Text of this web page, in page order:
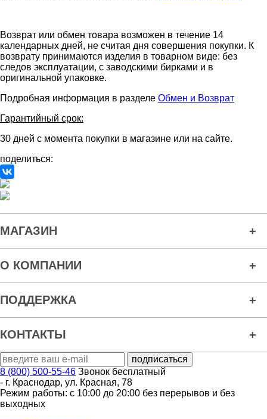
Возврат или обмен товара возможен в течение 14
календарных дней, не считая дня совершения покупки. К
возврату принимаются изделия в товарном виде: без
следов эксплуатации, с заводскими бирками и в
оригинальной упаковке.
Подробная информация в разделе Обмен и Возврат
Гарантийный срок:
30 дней с момента покупки в магазине или на сайте.
поделиться:
МАГАЗИН
О КОМПАНИИ
ПОДДЕРЖКА
КОНТАКТЫ
8 (800) 500-55-46 Звонок бесплатный
- г. Краснодар, ул. Красная, 78
Режим работы: с 10:00 до 20:00 без перерывов и без
выходных